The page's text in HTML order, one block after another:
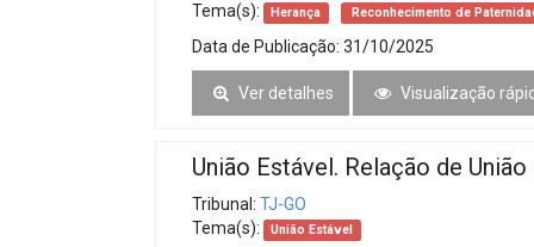
Tema(s):
Herança Reconhecimento de
Data de Publicação: 31/10/2025
Ver detalhes Visualização
União Estável. Relação de
Tribunal: TJ-GO
Tema(s):
União Estável